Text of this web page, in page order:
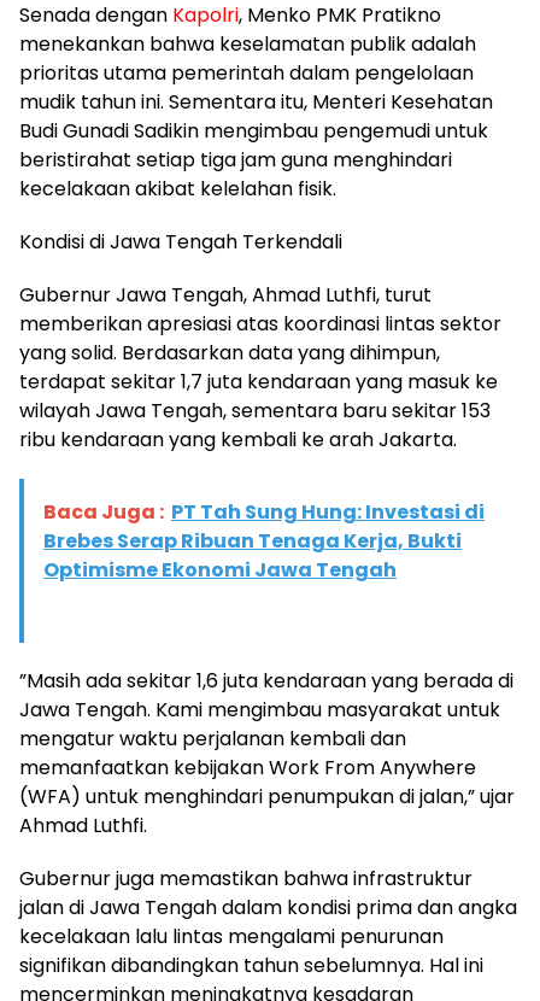
​Senada dengan Kapolri, Menko PMK Pratikno
menekankan bahwa keselamatan publik adalah
prioritas utama pemerintah dalam pengelolaan
mudik tahun ini. Sementara itu, Menteri Kesehatan
Budi Gunadi Sadikin mengimbau pengemudi untuk
beristirahat setiap tiga jam guna menghindari
kecelakaan akibat kelelahan fisik.
​Kondisi di Jawa Tengah Terkendali
Gubernur Jawa Tengah, Ahmad Luthfi, turut
memberikan apresiasi atas koordinasi lintas sektor
yang solid. Berdasarkan data yang dihimpun,
terdapat sekitar 1,7 juta kendaraan yang masuk ke
wilayah Jawa Tengah, sementara baru sekitar 153
ribu kendaraan yang kembali ke arah Jakarta.
Baca Juga : PT Tah Sung Hung: Investasi di
Brebes Serap Ribuan Tenaga Kerja, Bukti
Optimisme Ekonomi Jawa Tengah
​”Masih ada sekitar 1,6 juta kendaraan yang berada di
Jawa Tengah. Kami mengimbau masyarakat untuk
mengatur waktu perjalanan kembali dan
memanfaatkan kebijakan Work From Anywhere
(WFA) untuk menghindari penumpukan di jalan,” ujar
Ahmad Luthfi.
​Gubernur juga memastikan bahwa infrastruktur
jalan di Jawa Tengah dalam kondisi prima dan angka
kecelakaan lalu lintas mengalami penurunan
signifikan dibandingkan tahun sebelumnya. Hal ini
mencerminkan meningkatnya kesadaran